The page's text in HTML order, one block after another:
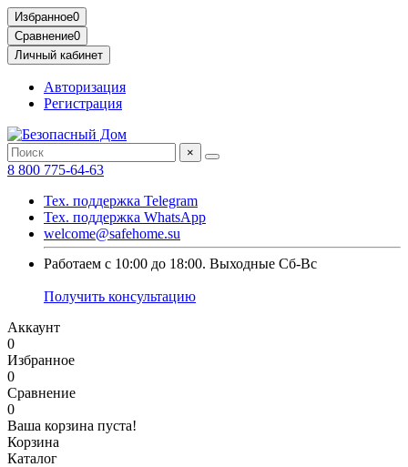
Избранное0
Сравнение0
Личный кабинет
Авторизация
Регистрация
×
8 800 775-64-63
Тех. поддержка Telegram
Тех. поддержка WhatsApp
welcome@safehome.su
Работаем с 10:00 до 18:00. Выходные Сб-Вс
Получить консультацию
Аккаунт
0
Избранное
0
Сравнение
0
Ваша корзина пуста!
Корзина
Каталог